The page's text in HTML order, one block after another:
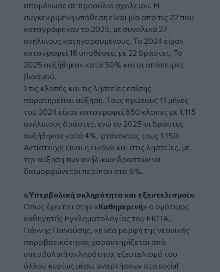
απομόνωσε σε προαύλιο σχολείου. Η
συγκεκριμένη υπόθεση είναι μία από τις 22 που
καταγράφηκαν το 2025, με συνολικά 27
ανήλικους κατηγορουμένους. Το 2024 είχαν
καταγραφεί 18 υποθέσεις με 22 δράστες. Το
2025 αυξήθηκαν κατά 50% και οι απόπειρες
βιασμού.
Στις κλοπές και τις ληστείες επίσης
παρατηρείται αύξηση. Τους πρώτους 11 μήνες
του 2024 είχαν καταγραφεί 850 κλοπές με 1.115
ανήλικους δράστες, ενώ το 2025 οι δράστες
αυξήθηκαν κατά 4%, φτάνοντας τους 1.159.
Αντίστοιχη είναι η εικόνα και στις ληστείες, με
την αύξηση των ανήλικων δραστών να
διαμορφώνεται περίπου στο 6%.
«Υπερβολική σκληρότητα και εξευτελισμοί»
Οπως έχει πει στην «Καθημερινή» ο ομότιμος
καθηγητής Εγκληματολογίας του ΕΚΠΑ,
Γιάννης Πανούσης, «η νέα μορφή της νεανικής
παραβατικότητας χαρακτηρίζεται από
υπερβολική σκληρότητα, εξευτελισμό του
άλλου κυρίως μέσω αναρτήσεων στα social